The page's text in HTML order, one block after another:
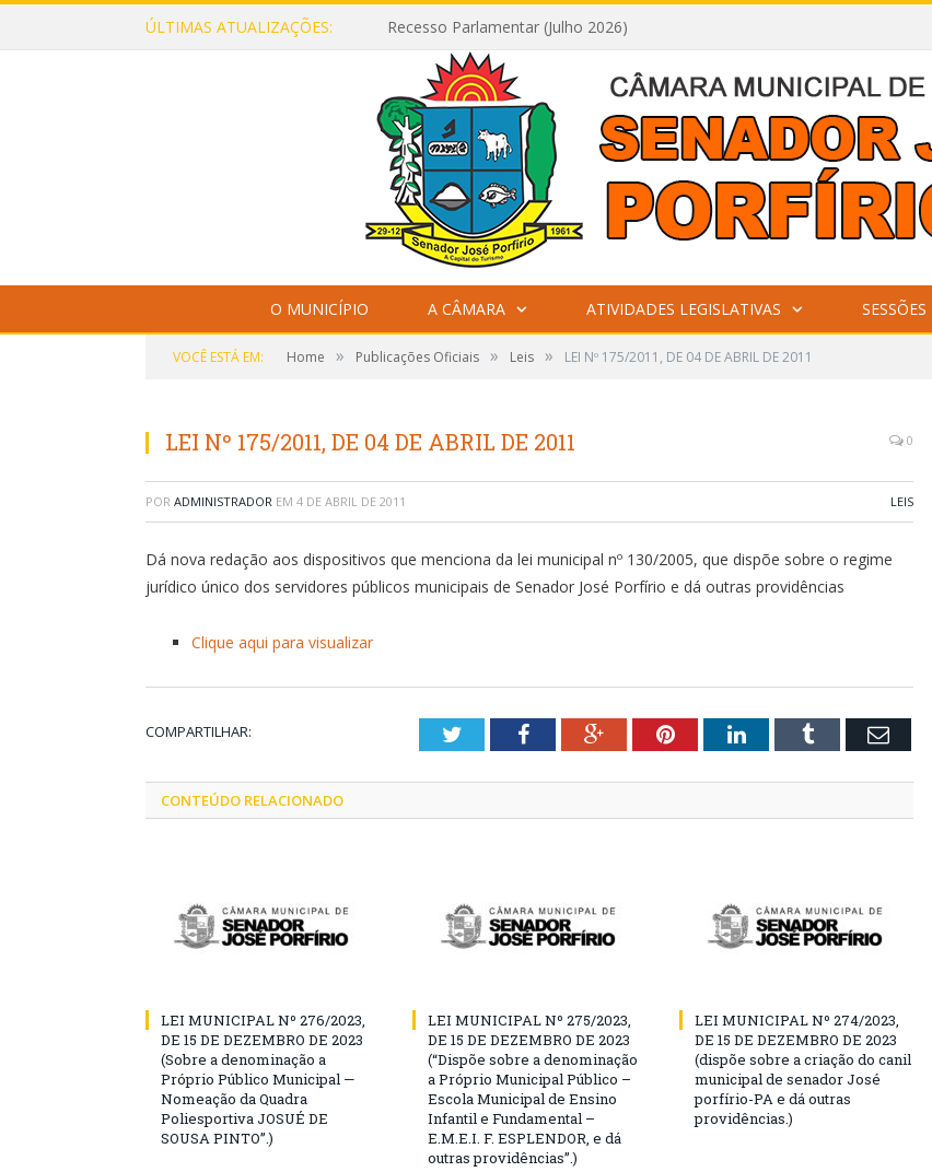
ÚLTIMAS ATUALIZAÇÕES: Recesso Parlamentar (Julho 2026)
O MUNICÍPIO A CÂMARA ATIVIDADES LEGISLATIVAS SESSÕES
VOCÊ ESTÁ EM: Home » Publicações Oficiais » Leis » LEI Nº 175/2011, DE 04 DE ABRIL DE 2011
LEI Nº 175/2011, DE 04 DE ABRIL DE 2011 0
POR ADMINISTRADOR EM 4 DE ABRIL DE 2011 LEIS
Dá nova redação aos dispositivos que menciona da lei municipal nº 130/2005, que dispõe sobre o regime
jurídico único dos servidores públicos municipais de Senador José Porfírio e dá outras providências
Clique aqui para visualizar
COMPARTILHAR: TwitterFacebookGoogle+PinterestLinkedInTumblr Email
CONTEÚDO RELACIONADO
LEI MUNICIPAL Nº 276/2023,
DE 15 DE DEZEMBRO DE 2023
(Sobre a denominação a
Próprio Público Municipal —
Nomeação da Quadra
Poliesportiva JOSUÉ DE
SOUSA PINTO”.)
LEI MUNICIPAL Nº 275/2023,
DE 15 DE DEZEMBRO DE 2023
(“Dispõe sobre a denominação
a Próprio Municipal Público –
Escola Municipal de Ensino
Infantil e Fundamental –
E.M.E.I. F. ESPLENDOR, e dá
outras providências”.)
LEI MUNICIPAL Nº 274/2023,
DE 15 DE DEZEMBRO DE 2023
(dispõe sobre a criação do canil
municipal de senador José
porfírio-PA e dá outras
providências.)